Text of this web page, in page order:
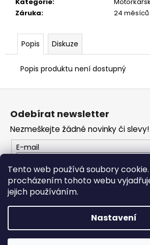
Tento web používá soubory
procházením tohoto webu
jejich používáním.
Nastavení
Kategorie:
Záruka: 24 měsíců
Popis Diskuze
Popis produktu není dostupný
t
í
Odebírat newsletter
Nezmeškejte žádné novinky či slevy!
E-mail
PŘIHLÁSIT SE
Copyright 2026PROFI MOTO Děčín